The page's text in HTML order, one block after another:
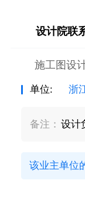
设计院联
施工图设
单位: 浙
备注： 设计
该业主单位